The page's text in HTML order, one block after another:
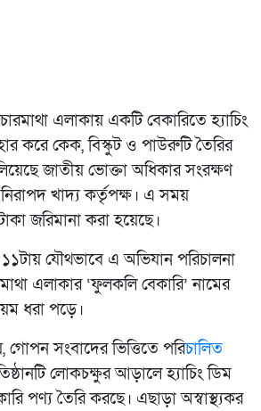
এলাকায় একটি বেকারিতে হ্যাচিং
করে কেক, বিস্কুট ও পাউরুটি তৈরির
জাতীয় ভোক্তা অধিকার সংরক্ষণ
খাদ্য কর্তৃপক্ষ। এ সময়
জরিমানা করা হয়েছে।
যৌথভাবে এ অভিযান পরিচালনা
এলাকার ‘ফুলকলি বেকারি’ নামের
ধরা পড়ে।
গোপন সংবাদের ভিত্তিতে পরিচালিত
লোকচক্ষুর আড়ালে হ্যাচিং ডিম
পণ্য তৈরি করছে। এছাড়া অস্বাস্থ্যকর